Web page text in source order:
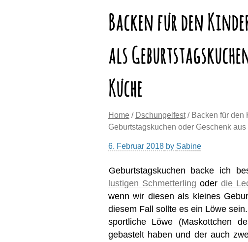
Backen für den
als
Küche
Home / Dschungelfest/ Backen für den
Geburtstagskuchen oder Geschenk aus
6. Februar 2018by Sabine
Geburtstagskuchen backe ich
lustigen Schmetterling oder die
wenn wir diesen als kleines
diesem Fall sollte es ein Löwe
sportliche Löwe (Maskottchen
gebastelt haben und der auch